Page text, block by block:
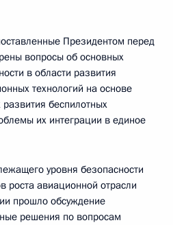
Президентом перед
вопросы об основных
в области развития
технологий на основе
развития беспилотных
их интеграции в единое
уровня безопасности
роста авиационной отрасли
прошло обсуждение
решения по вопросам